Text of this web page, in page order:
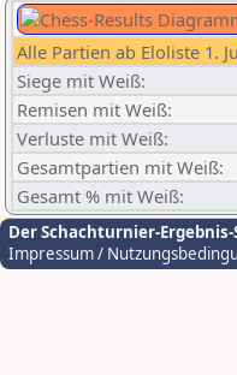
Alle Partien ab Eloliste 1.
Siege mit Weiß:
Remisen mit Weiß:
Verluste mit Weiß:
Gesamtpartien mit Weiß:
Gesamt % mit Weiß:
Der Schachturnier-
Impressum /